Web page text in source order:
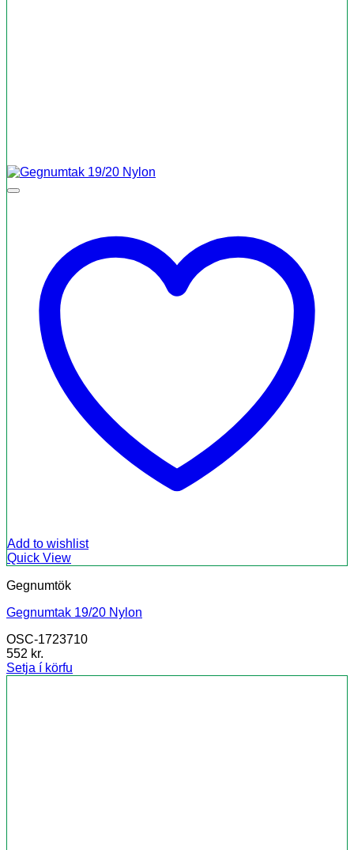
Add to wishlist
Quick View
Gegnumtök
Gegnumtak 19/20 Nylon
OSC-1723710
552 kr.
Setja í körfu